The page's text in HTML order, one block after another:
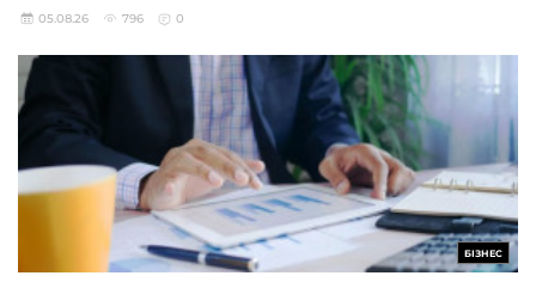
05.08.26 796 0
БІЗНЕС